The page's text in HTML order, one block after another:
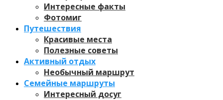
Интересные факты
Фотомиг
Путешествия
Красивые места
Полезные советы
Активный отдых
Необычный маршрут
Семейные маршруты
Интересный досуг